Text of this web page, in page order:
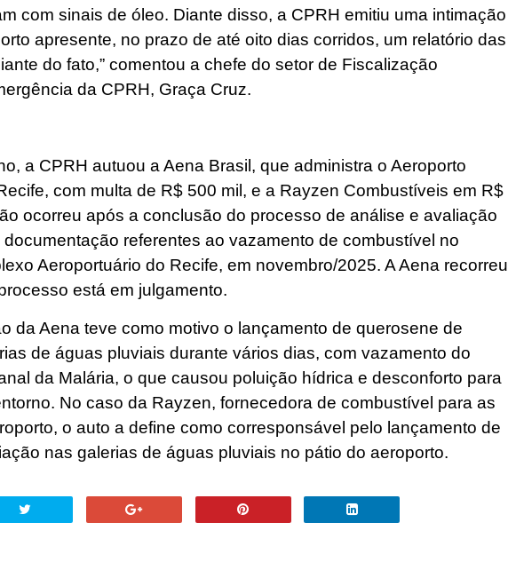
com sinais de óleo. Diante disso, a CPRH emitiu uma intimação
apresente, no prazo de até oito dias corridos, um relatório das
do fato,” comentou a chefe do setor de Fiscalização
da CPRH, Graça Cruz.
a CPRH autuou a Aena Brasil, que administra o Aeroporto
com multa de R$ 500 mil, e a Rayzen Combustíveis em R$
ocorreu após a conclusão do processo de análise e avaliação
referentes ao vazamento de combustível no
Aeroportuário do Recife, em novembro/2025. A Aena recorreu
está em julgamento.
da Aena teve como motivo o lançamento de querosene de
de águas pluviais durante vários dias, com vazamento do
da Malária, o que causou poluição hídrica e desconforto para
No caso da Rayzen, fornecedora de combustível para as
o auto a define como corresponsável pelo lançamento de
nas galerias de águas pluviais no pátio do aeroporto.